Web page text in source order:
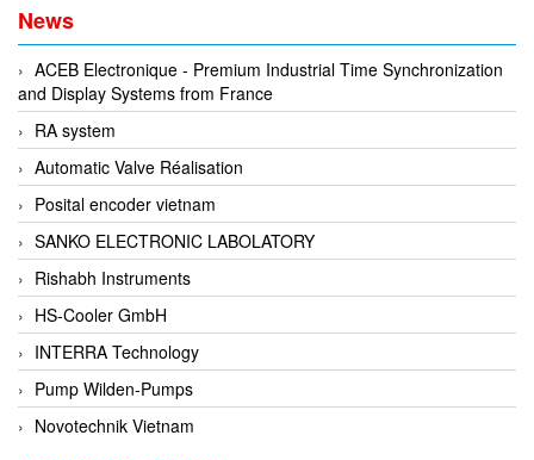
Flow Force/ Super Green Power-Tech
Floweserve/PMV
Flowline
Flow-Mon
Flowserve
Fluke Process Instruments Vietnam
FMS Vietnam
FOKO / Wintriss
Fomotech Vietnam
Forbes Marshall
FORNEY
Fortex
News
ACEB Electronique - Premium Industrial Time Synchronization
and Display Systems from France
RA system
Automatic Valve Réalisation
Posital encoder vietnam
SANKO ELECTRONIC LABOLATORY
Rishabh Instruments
HS-Cooler GmbH
INTERRA Technology
Pump Wilden-Pumps
Novotechnik Vietnam